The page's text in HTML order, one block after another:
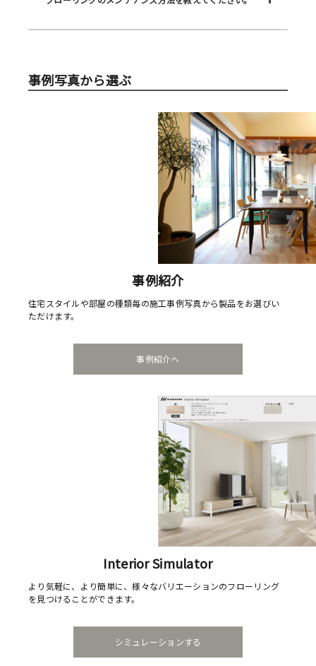
事例写真から選ぶ
事例紹介
住宅スタイルや部屋の種類毎の施工事例写真から製品をお選びい
ただけます。
事例紹介へ
Interior Simulator
より気軽に、より簡単に、様々なバリエーションのフローリング
を見つけることができます。
シミュレーションする